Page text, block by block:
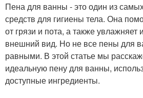
Пена для ванны - это один из
средств для гигиены тела. Она
от грязи и пота, а также увлажняет
внешний вид. Но не все пены для
равными. В этой статье мы
идеальную пену для ванны,
доступные ингредиенты.